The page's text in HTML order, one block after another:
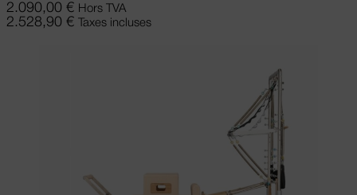
2.090,00 € Hors TVA
2.528,90 € Taxes incluses